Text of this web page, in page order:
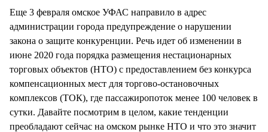
Еще 3 февраля омское УФАС направило в адрес
администрации города предупреждение о нарушении
закона о защите конкуренции. Речь идет об изменении в
июне 2020 года порядка размещения нестационарных
торговых объектов (НТО) с предоставлением без конкурса
компенсационных мест для торгово-остановочных
комплексов (ТОК), где пассажиропоток менее 100 человек в
сутки. Давайте посмотрим в целом, какие тенденции
преобладают сейчас на омском рынке НТО и что это значит